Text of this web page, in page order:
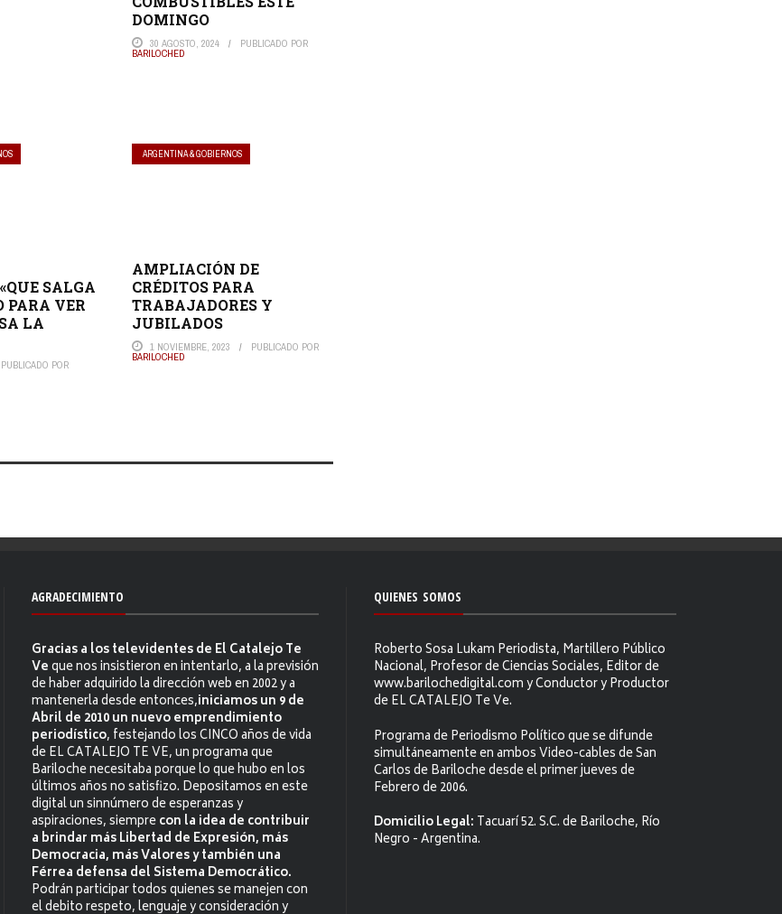
DOMINGO
30 AGOSTO, 2024 PUBLICADO POR
BARILOCHED
SALGA
PARA VER
LA
PUBLICADO POR
ARGENTINA & GOBIERNOS
AMPLIACIÓN DE
CRÉDITOS PARA
TRABAJADORES Y
JUBILADOS
1 NOVIEMBRE, 2023 PUBLICADO POR
BARILOCHED
AGRADECIMIENTO
Gracias a los televidentes de El Catalejo Te
Veque nos insistieron en intentarlo, a la previsión
de haber adquirido la dirección web en 2002 y a
mantenerla desde entonces,iniciamos un 9 de
Abril de 2010 un nuevo emprendimiento
periodístico, festejando los CINCO años de vida
de EL CATALEJO TE VE, un programa que
Bariloche necesitaba porque lo que hubo en los
últimos años no satisfizo. Depositamos en este
digital un sinnúmero de esperanzas y
aspiraciones, siemprecon la idea de contribuir
a brindar más Libertad de Expresión, más
Democracia, más Valores y también una
Férrea defensa del Sistema Democrático.
Podrán participar todos quienes se manejen con
el debito respeto, lenguaje y consideración y
QUIENES SOMOS
Roberto Sosa Lukam Periodista, Martillero Público
Nacional, Profesor de Ciencias Sociales, Editor de
www.barilochedigital.com y Conductor y Productor
de EL CATALEJO Te Ve.
Programa de Periodismo Político que se difunde
simultáneamente en ambos Video-cables de San
Carlos de Bariloche desde el primer jueves de
Febrero de 2006.
Domicilio Legal: Tacuarí 52. S.C. de Bariloche, Río
Negro - Argentina.